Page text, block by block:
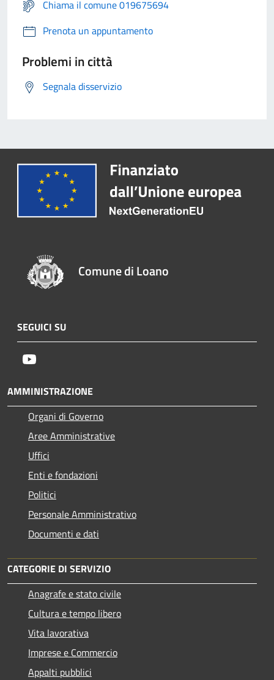
Chiama il comune 019675694
Prenota un appuntamento
Problemi in città
Segnala disservizio
Comune di Loano
SEGUICI SU
AMMINISTRAZIONE
Organi di Governo
Aree Amministrative
Uffici
Enti e fondazioni
Politici
Personale Amministrativo
Documenti e dati
CATEGORIE DI SERVIZIO
Anagrafe e stato civile
Cultura e tempo libero
Vita lavorativa
Imprese e Commercio
Appalti pubblici